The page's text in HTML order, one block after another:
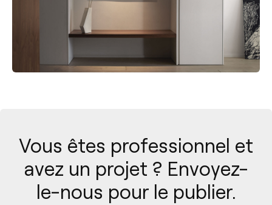
Vous êtes professionnel et
avez un projet ? Envoyez-
le-nous pour le publier.